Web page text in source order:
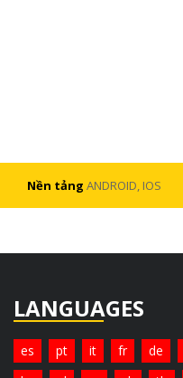
Nền tảng ANDROID, IOS
LANGUAGES
es pt it fr de